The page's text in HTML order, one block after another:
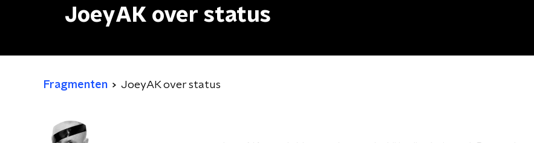
JoeyAK over status
Fragmenten JoeyAK over status